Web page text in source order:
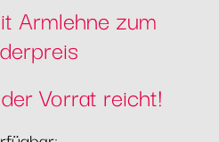
Armlehne zum
Vorrat reicht!